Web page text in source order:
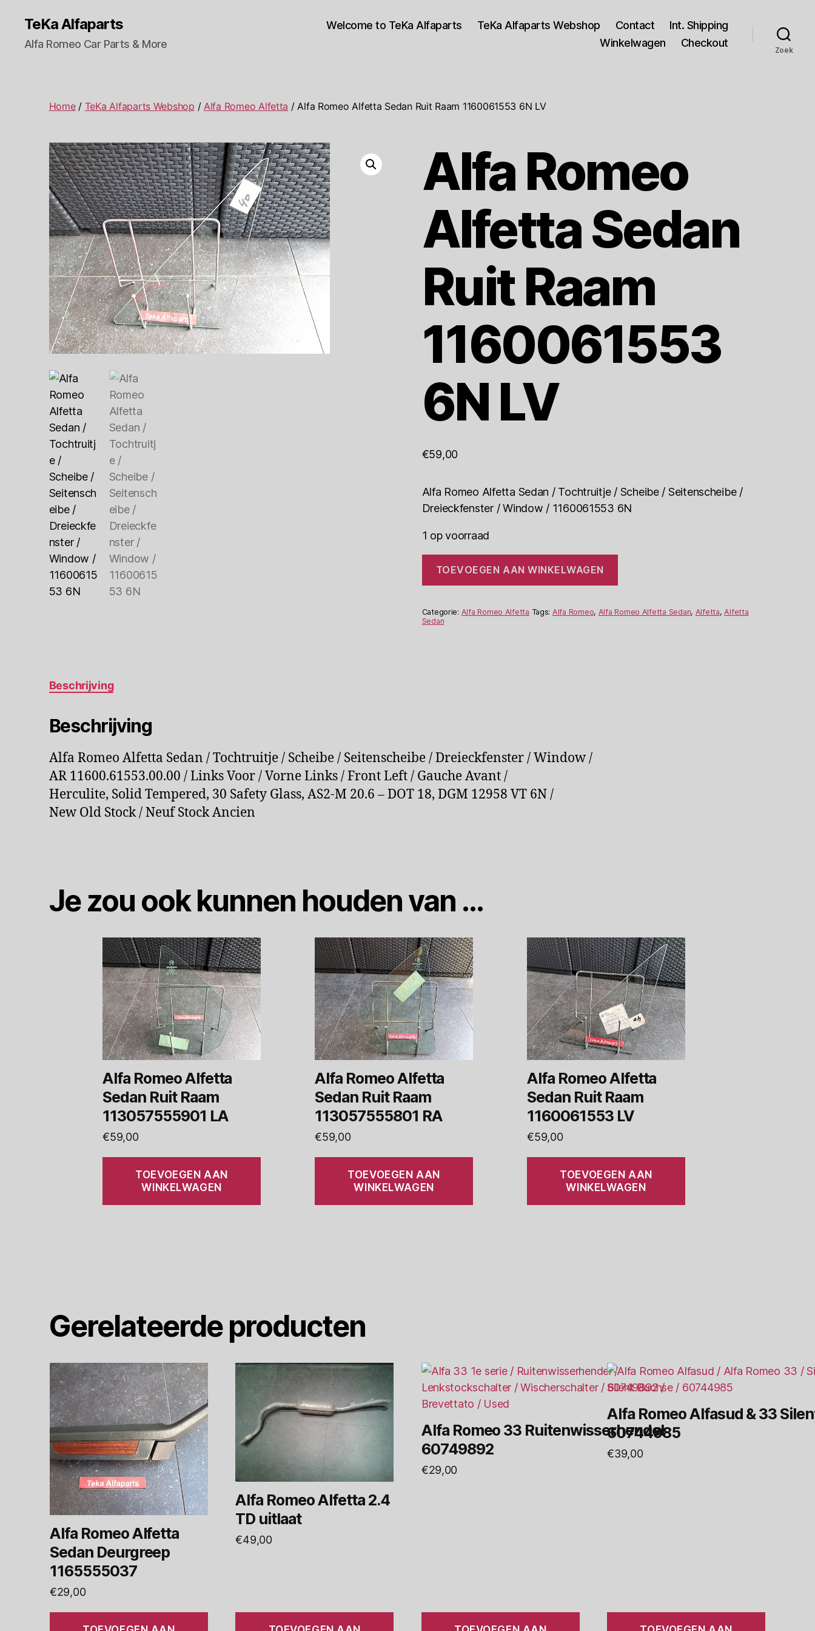
TeKa Alfaparts
Alfa Romeo Car Parts & More
Welcome to TeKa Alfaparts TeKa Alfaparts Webshop Contact
Int. Shipping
Winkelwagen
Checkout
Zoek
Home/ TeKa Alfaparts Webshop / Alfa Romeo Alfetta / Alfa Romeo Alfetta Sedan Ruit Raam 1160061553 6N LV
Alfa Romeo
Alfetta Sedan
Ruit Raam
1160061553
6N LV
€59,00
Alfa Romeo Alfetta Sedan / Tochtruitje / Scheibe / Seitenscheibe /
Dreieckfenster / Window / 1160061553 6N
1 op voorraad
Romeo
Alfetta
Ruit
Raam
TOEVOEGEN AAN WINKELWAGEN
Categorie: Alfa Romeo Alfetta Tags: Alfa Romeo, Alfa Romeo Alfetta Sedan, Alfetta,Alfetta
Sedan
Beschrijving
Beschrijving
Alfa Romeo Alfetta Sedan / Tochtruitje / Scheibe / Seitenscheibe / Dreieckfenster / Window /
AR 11600.61553.00.00 / Links Voor / Vorne Links / Front Left / Gauche Avant /
Herculite, Solid Tempered, 30 Safety Glass, AS2-M 20.6 – DOT 18, DGM 12958 VT 6N /
New Old Stock / Neuf Stock Ancien
Je zou ook kunnen houden van …
Alfa Romeo Alfetta
Sedan Ruit Raam
113057555901 LA
€59,00
TOEVOEGEN AAN
WINKELWAGEN
Alfa Romeo Alfetta
Sedan Ruit Raam
113057555801 RA
€59,00
TOEVOEGEN AAN
WINKELWAGEN
Alfa Romeo Alfetta
Sedan Ruit Raam
1160061553 LV
€59,00
TOEVOEGEN AAN
WINKELWAGEN
Gerelateerde producten
Alfa Romeo Alfetta
Sedan Deurgreep
1165555037
€29,00
Alfa Romeo Alfetta 2.4
TD uitlaat
€49,00
Alfa Romeo 33 Ruitenwisserhendel
60749892
€29,00
Alfa Romeo Alfasud & 33
60744985
€39,00